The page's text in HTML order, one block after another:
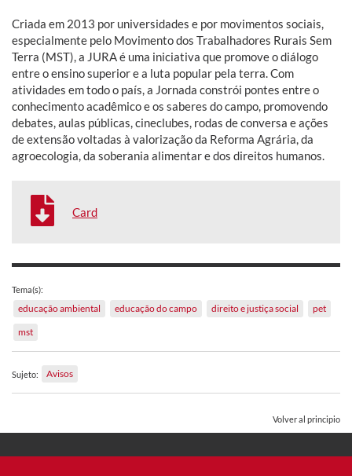
Criada em 2013 por universidades e por movimentos sociais,
especialmente pelo Movimento dos Trabalhadores Rurais Sem
Terra (MST), a JURA é uma iniciativa que promove o diálogo
entre o ensino superior e a luta popular pela terra. Com
atividades em todo o país, a Jornada constrói pontes entre o
conhecimento acadêmico e os saberes do campo, promovendo
debates, aulas públicas, cineclubes, rodas de conversa e ações
de extensão voltadas à valorização da Reforma Agrária, da
agroecologia, da soberania alimentar e dos direitos humanos.
Card
Tema(s):
educação ambiental educação do campo direito e justiça social
pet
mst
Sujeto: Avisos
Volver al principio